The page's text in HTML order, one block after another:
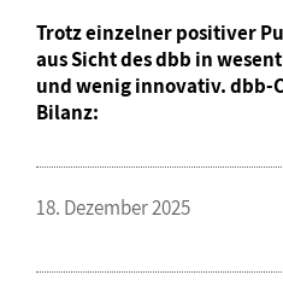
Trotz einzelner positiver
aus Sicht des dbb in
und wenig innovativ. dbb-
Bilanz:
18. Dezember 2025